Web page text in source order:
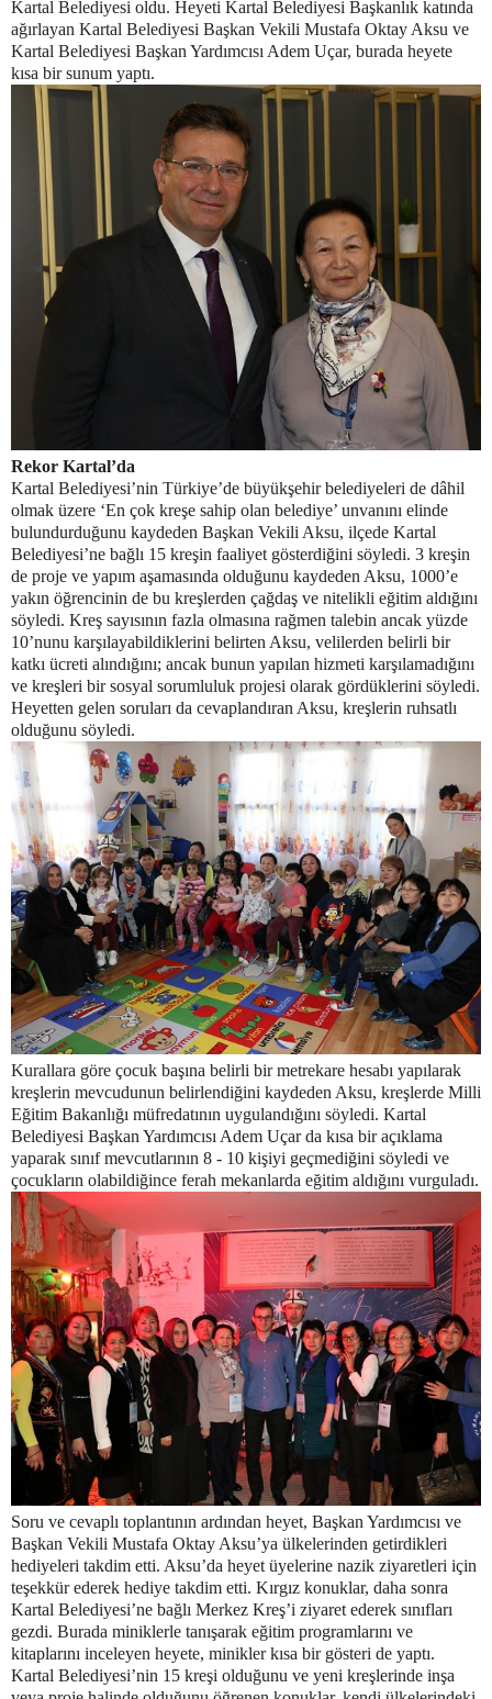
Kartal Belediyesi oldu. Heyeti Kartal Belediyesi Başkanlık katında
ağırlayan Kartal Belediyesi Başkan Vekili Mustafa Oktay Aksu ve
Kartal Belediyesi Başkan Yardımcısı Adem Uçar, burada heyete
kısa bir sunum yaptı.
Rekor Kartal’da
Kartal Belediyesi’nin Türkiye’de büyükşehir belediyeleri de dâhil
olmak üzere ‘En çok kreşe sahip olan belediye’ unvanını elinde
bulundurduğunu kaydeden Başkan Vekili Aksu, ilçede Kartal
Belediyesi’ne bağlı 15 kreşin faaliyet gösterdiğini söyledi. 3 kreşin
de proje ve yapım aşamasında olduğunu kaydeden Aksu, 1000’e
yakın öğrencinin de bu kreşlerden çağdaş ve nitelikli eğitim aldığını
söyledi. Kreş sayısının fazla olmasına rağmen talebin ancak yüzde
10’nunu karşılayabildiklerini belirten Aksu, velilerden belirli bir
katkı ücreti alındığını; ancak bunun yapılan hizmeti karşılamadığını
ve kreşleri bir sosyal sorumluluk projesi olarak gördüklerini söyledi.
Heyetten gelen soruları da cevaplandıran Aksu, kreşlerin ruhsatlı
olduğunu söyledi.
Kurallara göre çocuk başına belirli bir metrekare hesabı yapılarak
kreşlerin mevcudunun belirlendiğini kaydeden Aksu, kreşlerde Milli
Eğitim Bakanlığı müfredatının uygulandığını söyledi. Kartal
Belediyesi Başkan Yardımcısı Adem Uçar da kısa bir açıklama
yaparak sınıf mevcutlarının 8 - 10 kişiyi geçmediğini söyledi ve
çocukların olabildiğince ferah mekanlarda eğitim aldığını vurguladı.
Soru ve cevaplı toplantının ardından heyet, Başkan Yardımcısı ve
Başkan Vekili Mustafa Oktay Aksu’ya ülkelerinden getirdikleri
hediyeleri takdim etti. Aksu’da heyet üyelerine nazik ziyaretleri için
teşekkür ederek hediye takdim etti. Kırgız konuklar, daha sonra
Kartal Belediyesi’ne bağlı Merkez Kreş’i ziyaret ederek sınıfları
gezdi. Burada miniklerle tanışarak eğitim programlarını ve
kitaplarını inceleyen heyete, minikler kısa bir gösteri de yaptı.
Kartal Belediyesi’nin 15 kreşi olduğunu ve yeni kreşlerinde inşa